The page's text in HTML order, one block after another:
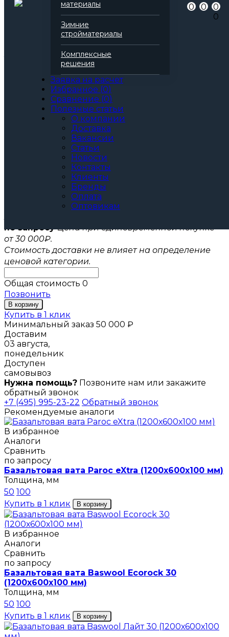
материалы
Зимние
стройматериалы
Комплексные
решения
Заявка на расчет
Избранное (0)
Сравнение (0)
Полезные статьи
О компании
Доставка
Вакансии
Статьи
Новости
Контакты
Клиенты
Бренды
Оплата
Оптовикам
0 0
0
0
Rockwool
Лайт Баттс
Скандик
Базальтовая вата
Все характеристики
Артикул: 136946
по запросуЦена при единовременной покупке
от 30 000₽.
Стоимость доставки не влияет на определение
ценовой категории.
Общая стоимость 0
Позвонить
В корзину
Купить в 1 клик
Минимальный заказ 50 000 ₽
Доставим
03 августа,
понедельник
Доступен
самовывоз
Нужна помощь? Позвоните нам или закажите
обратный звонок
+7 (495) 995-23-22 Обратный звонок
Рекомендуемые аналоги
В избранное
Аналоги
Сравнить
по запросу
Базальтовая вата Paroc eXtra (1200х600х100 мм)
Толщина, мм
50 100
Купить в 1 клик
В корзину
В избранное
Аналоги
Сравнить
по запросу
Базальтовая вата Baswool Ecorock 30
(1200х600х100 мм)
Толщина, мм
50 100
Купить в 1 клик
В корзину